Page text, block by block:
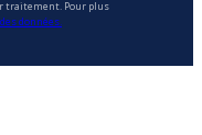
traitement. Pour plus
données.